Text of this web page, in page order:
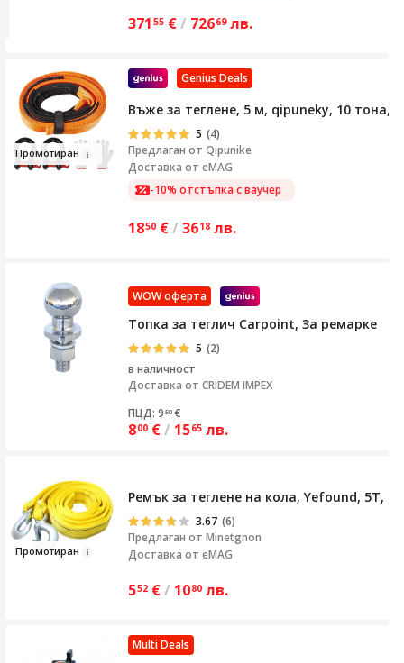
371 55 €/ 72669 лв.
Промотиран
Genius Deals
Въже за теглене, 5 м, qipuneky, 10 тона,
5 (4)
Предлаган от Qipunike
Доставка от eMAG
-10% отстъпка с ваучер
1850 €/ 3618 лв.
WOW оферта
Топка за теглич Carpoint, За ремарке
5 (2)
в наличност
Доставка от CRIDEM IMPEX
ПЦД: 9 50 €
800 €/ 1565 лв.
Промотиран
Ремък за теглене на кола, Yefound, 5T,
3.67 (6)
Предлаган от Minetgnon
Доставка от eMAG
552 €/ 1080 лв.
Multi Deals